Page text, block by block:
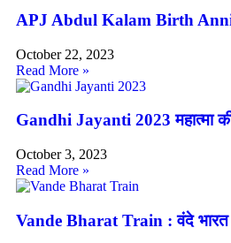
APJ Abdul Kalam Birth
October 22, 2023
Read More »
Gandhi Jayanti 2023 महात्मा की
October 3, 2023
Read More »
Vande Bharat Train : वंदे